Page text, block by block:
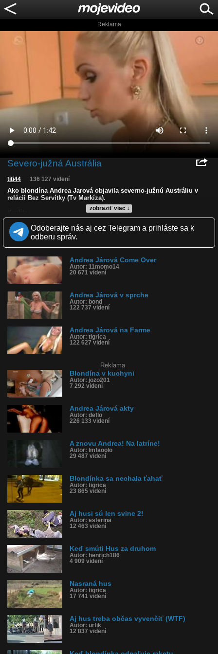
Reklama
Severo-južná Austrália
zobraziť viac ↓
titi44 136 127 videní
Ako blondína Andrea Jarová objavila severno-južnú Austráliu v
relácii Bez Servítky (Tv Markíza).
Zverejnené: 18.10.2010 11:18
Páči sa: 58% (195 hlasov)
Obľúbené: 82
Komentárov: 383
Kategória: ľudia
Tagy: andrea, jarova, blondína, hus, iq, inteligencia, vedomosti,
blond, australia, markíza
História sledovanosti videa:
Odoberajte nás aj cez Telegram a prihláste sa k
odberu správ.
Andrea Járová Come Over
Autor: 11momo14
20 671 videní
Andrea Járová v sprche
Autor: bond
122 737 videní
Andrea Járová na Farme
Autor: tigrica
122 627 videní
Reklama
Blondína v kuchyni
Autor: jozo201
7 292 videní
Andrea Járová akty
Autor: deflo
226 133 videní
A znovu Andrea! Na latríne!
Autor: lmfaoolo
29 487 videní
Blondínka sa nechala ťahať
Autor: tigrica
23 865 videní
Aj husi sú len svine 2!
Autor: esterina
12 463 videní
Keď smúti Hus za druhom
Autor: henrich186
4 909 videní
Nasraná hus
Autor: tigrica
17 741 videní
Aj hus treba občas vyvenčiť (WTF)
Autor: urfik
12 837 videní